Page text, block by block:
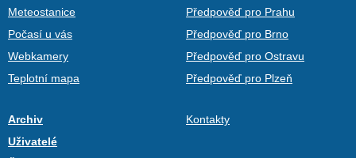
Meteostanice
Počasí u vás
Webkamery
Teplotní mapa
Předpověď pro Prahu
Předpověď pro Brno
Předpověď pro Ostravu
Předpověď pro Plzeň
Archiv
Uživatelé
Kontakty